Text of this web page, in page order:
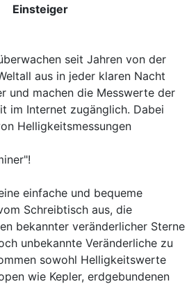
Einsteiger
seit Jahren von der
aus in jeder klaren Nacht
und machen die Messwerte der
im Internet zugänglich. Dabei
Helligkeitsmessungen
einfache und bequeme
Schreibtisch aus, die
bekannter veränderlicher Sterne
unbekannte Veränderliche zu
sowohl Helligkeitswerte
wie Kepler, erdgebundenen